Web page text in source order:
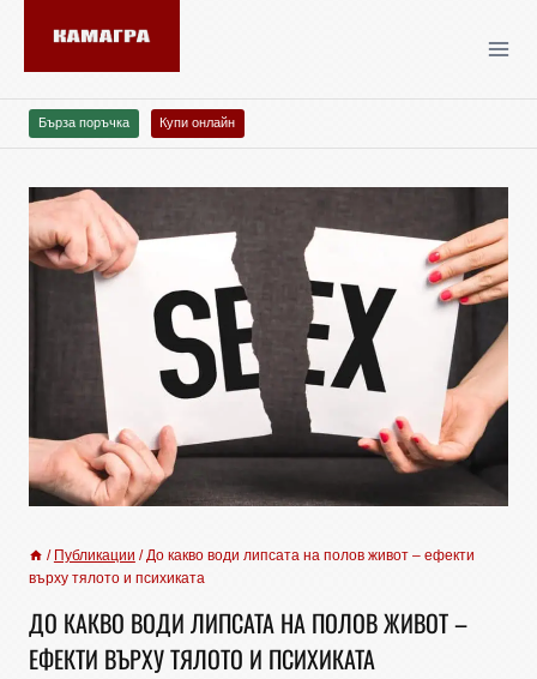
Бърза поръчка Купи онлайн
/ Публикации / До какво води липсата на полов живот – ефекти
върху тялото и психиката
ДО КАКВО ВОДИ ЛИПСАТА НА ПОЛОВ ЖИВОТ –
ЕФЕКТИ ВЪРХУ ТЯЛОТО И ПСИХИКАТА